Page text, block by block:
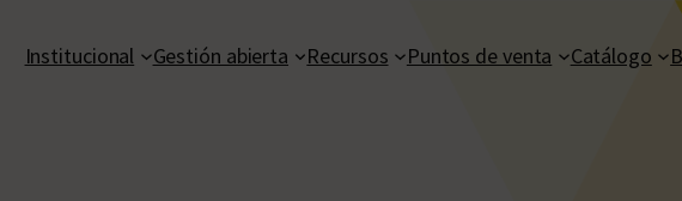
Institucional Gestión abierta Recursos Puntos de venta Catálogo